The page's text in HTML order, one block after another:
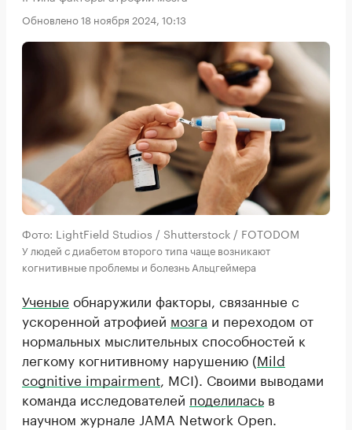
Обновлено 18 ноября 2024, 10:13
Фото: LightField Studios / Shutterstock / FOTODOM
У людей с диабетом второго типа чаще возникают
когнитивные проблемы и болезнь Альцгеймера
Ученые обнаружили факторы, связанные с
ускоренной атрофией мозга и переходом от
нормальных мыслительных способностей к
легкому когнитивному нарушению (Mild
cognitive impairment , MCI). Своими выводами
команда исследователей поделилась в
научном журнале JAMA Network Open.